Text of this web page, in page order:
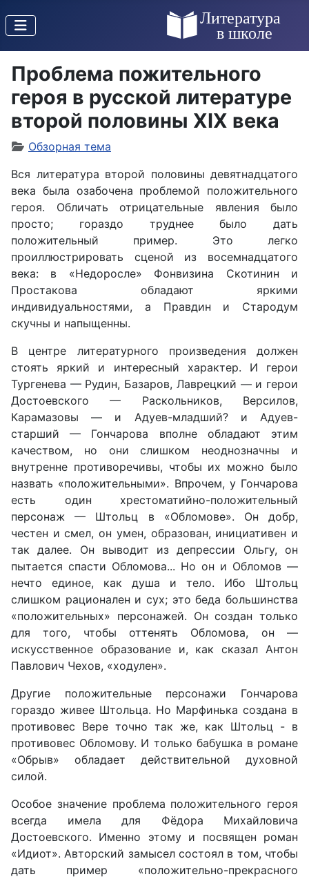
Проблема пожительного
героя в русской литературе
второй половины XIX века
Обзорная тема
Вся литература второй половины девятнадцатого
века была озабочена проблемой положительного
героя. Обличать отрицательные явления было
просто; гораздо труднее было дать
положительный пример. Это легко
проиллюстрировать сценой из восемнадцатого
века: в «Недоросле» Фонвизина Скотинин и
Простакова обладают яркими
индивидуальностями, а Правдин и Стародум
скучны и напыщенны.
В центре литературного произведения должен
стоять яркий и интересный характер. И герои
Тургенева — Рудин, Базаров, Лаврецкий — и герои
Достоевского — Раскольников, Версилов,
Карамазовы — и Адуев-младший? и Адуев-
старший — Гончарова вполне обладают этим
качеством, но они слишком неоднозначны и
внутренне противоречивы, чтобы их можно было
назвать «положительными». Впрочем, у Гончарова
есть один хрестоматийно-положительный
персонаж — Штольц в «Обломове». Он добр,
честен и смел, он умен, образован, инициативен и
так далее. Он выводит из депрессии Ольгу, он
пытается спасти Обломова... Но он и Обломов —
нечто единое, как душа и тело. Ибо Штольц
слишком рационален и сух; это беда большинства
«положительных» персонажей. Он создан только
для того, чтобы оттенять Обломова, он —
искусственное образование и, как сказал Антон
Павлович Чехов, «ходулен».
Другие положительные персонажи Гончарова
гораздо живее Штольца. Но Марфинька создана в
противовес Вере точно так же, как Штольц - в
противовес Обломову. И только бабушка в романе
«Обрыв» обладает действительной духовной
силой.
Особое значение проблема положительного героя
всегда имела для Фёдора Михайловича
Достоевского. Именно этому и посвящен роман
«Идиот». Авторский замысел состоял в том, чтобы
дать пример «положительно-прекрасного